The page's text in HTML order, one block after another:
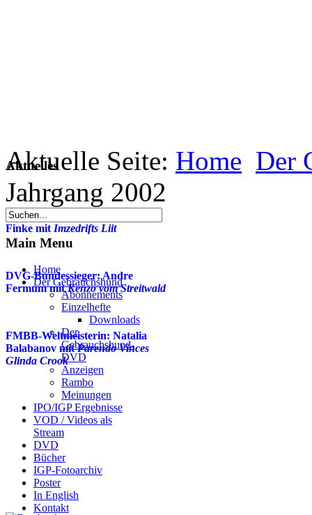
Aktuelles
WUSV-Weltmeisterin: Natalie
Finke mitImzedrifts Liit
DVG-Bundessieger: Andre
Fermum mitKenzo vom Streitwald
FMBB-Weltmeisterin: Natalia
Balabanov mitParendo Vinces
Glinda Crook
Aktuelle Seite: Home Der
Jahrgang 2002
Main Menu
Home
Der Gebrauchshund
Abonnements
Einzelhefte
Downloads
Der
Gebrauchshund-
DVD
Anzeigen
Rambo
Meinungen
IPO/IGP Ergebnisse
VOD / Videos als
Stream
DVD
Bücher
IGP-Fotoarchiv
Poster
In English
Kontakt